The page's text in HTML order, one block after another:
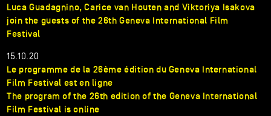
Luca Guadagnino, Carice van Houten and Viktoriya Isakova
join the guests of the 26th Geneva International Film
Festival
15.10.20
Le programme de la 26ème édition du Geneva International
Film Festival est en ligne
The program of the 26th edition of the Geneva International
Film Festival is online